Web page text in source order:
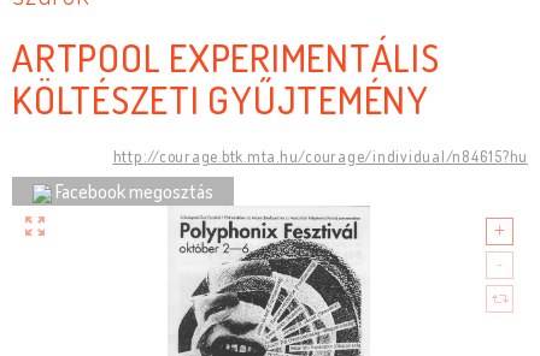
ARTPOOL EXPERIMENTÁLIS
KÖLTÉSZETI GYŰJTEMÉNY
http://courage.btk.mta.hu/courage/individual/n84615?hu
Facebook megosztás